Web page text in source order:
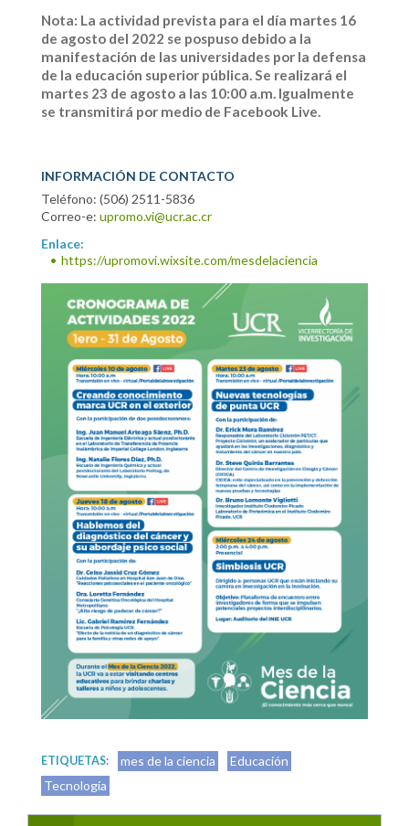
Nota: La actividad prevista para el día martes 16
de agosto del 2022 se pospuso debido a la
manifestación de las universidades por la defensa
de la educación superior pública. Se realizará el
martes 23 de agosto a las 10:00 a.m. Igualmente
se transmitirá por medio de Facebook Live.
INFORMACIÓN DE CONTACTO
Teléfono: (506) 2511-5836
Correo-e: upromo.vi@ucr.ac.cr
Enlace:
https://upromovi.wixsite.com/mesdelaciencia
ETIQUETAS: mes de la ciencia
Educación
Tecnología